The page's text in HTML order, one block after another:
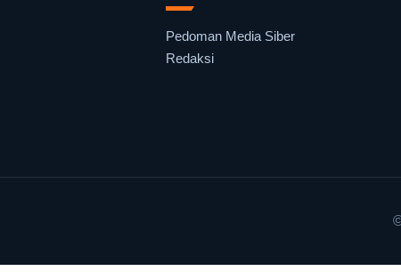
Pedoman Media Siber
Redaksi